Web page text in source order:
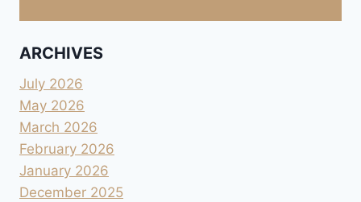
ARCHIVES
July 2026
May 2026
March 2026
February 2026
January 2026
December 2025